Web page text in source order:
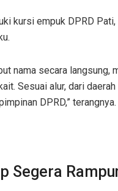
kursi empuk DPRD
nama secara langsung,
Sesuai alur, dari
DPRD,” terangnya.
Segera